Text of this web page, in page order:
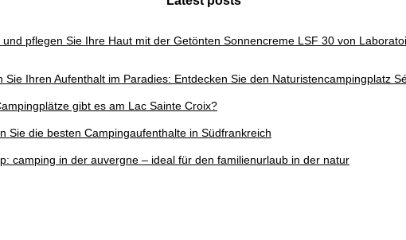
und pflegen Sie Ihre Haut mit der Getönten Sonnencreme LSF 30 von
Sie Ihren Aufenthalt im Paradies: Entdecken Sie den Naturistencampingplatz
gibt es am Lac Sainte Croix?
Sie die besten Campingaufenthalte in Südfrankreich
camping in der auvergne – ideal für den familienurlaub in der natur